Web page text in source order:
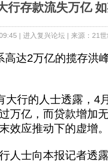
行存款流失万亿
| 进入复兴论坛| 来源：21
达2万亿的揽存洪
行的人士透露，4
万亿，而贷款增加
效应推动下的虚增
士向本报记者透